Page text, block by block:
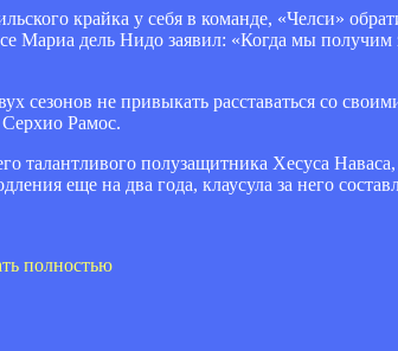
крайка у себя в команде, «Челси»
Мариа дель Нидо заявил: «Когда мы
сезонов не привыкать расставаться со
Рамос.
талантливого полузащитника Хесуса
еще на два года, клаусула за него
полностью